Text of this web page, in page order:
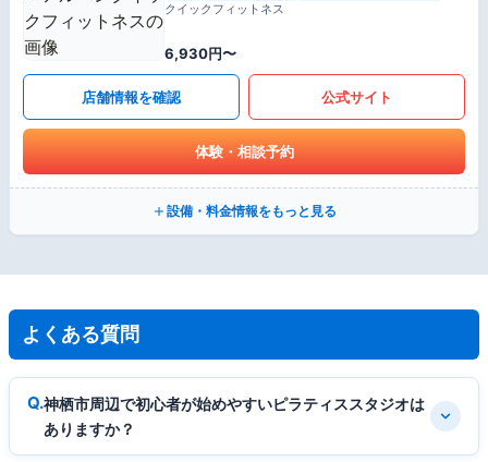
クイックフィットネス
6,930円〜
店舗情報を確認 公式サイト
体験・相談予約
設備・料金情報をもっと見る
よくある質問
神栖市周辺で初心者が始めやすいピラティススタジオは
ありますか？